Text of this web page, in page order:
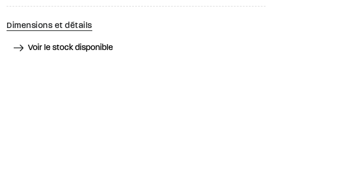
Dimensions et détails
Voir le stock disponible